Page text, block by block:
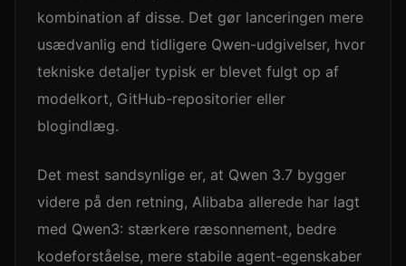
kombination af disse. Det gør lanceringen mere
usædvanlig end tidligere Qwen-udgivelser, hvor
tekniske detaljer typisk er blevet fulgt op af
modelkort, GitHub-repositorier eller
blogindlæg.
Det mest sandsynlige er, at Qwen 3.7 bygger
videre på den retning, Alibaba allerede har lagt
med Qwen3: stærkere ræsonnement, bedre
kodeforståelse, mere stabile agent-egenskaber